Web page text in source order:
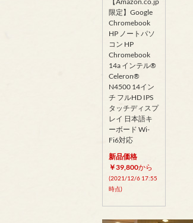
限定】Google
Chromebook
HP ノートパソ
コン HP
Chromebook
14a インテル®
Celeron®
N4500 14イン
チ フルHD IPS
タッチディスプ
レイ 日本語キ
ーボード Wi-
Fi6対応
新品価格
￥39,800から
(2021/12/6 17:55
時点)